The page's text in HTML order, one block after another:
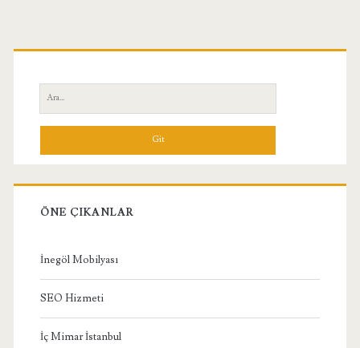
Birincil
Yan
Menü
Ara:
ÖNE ÇIKANLAR
İnegöl Mobilyası
SEO Hizmeti
İç Mimar İstanbul